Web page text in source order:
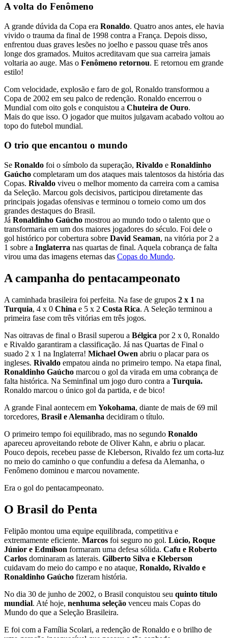
A volta do Fenômeno
A grande dúvida da Copa era Ronaldo. Quatro anos antes, ele havia
vivido o trauma da final de 1998 contra a França. Depois disso,
enfrentou duas graves lesões no joelho e passou quase três anos
longe dos gramados. Muitos acreditavam que sua carreira jamais
voltaria ao auge. Mas o Fenômeno retornou. E retornou em grande
estilo!
Com velocidade, explosão e faro de gol, Ronaldo transformou a
Copa de 2002 em seu palco de redenção. Ronaldo encerrou o
Mundial com oito gols e conquistou a Chuteira de Ouro.
Mais do que isso. O jogador que muitos julgavam acabado voltou ao
topo do futebol mundial.
O trio que encantou o mundo
Se Ronaldo foi o símbolo da superação, Rivaldo e Ronaldinho
Gaúcho completaram um dos ataques mais talentosos da história das
Copas. Rivaldo viveu o melhor momento da carreira com a camisa
da Seleção. Marcou gols decisivos, participou diretamente das
principais jogadas ofensivas e terminou o torneio como um dos
grandes destaques do Brasil.
Já Ronaldinho Gaúcho mostrou ao mundo todo o talento que o
transformaria em um dos maiores jogadores do século. Foi dele o
gol histórico por cobertura sobre David Seaman, na vitória por 2 a
1 sobre a Inglaterra nas quartas de final. Aquela cobrança de falta
virou uma das imagens eternas das Copas do Mundo.
A campanha do pentacampeonato
A caminhada brasileira foi perfeita. Na fase de grupos 2 x 1 na
Turquia, 4 x 0 China e 5 x 2 Costa Rica. A Seleção terminou a
primeira fase com três vitórias em três jogos.
Nas oitravas de final o Brasil superou a Bélgica por 2 x 0, Ronaldo
e Rivaldo garantiram a classificação. Já nas Quartas de Final o
suado 2 x 1 na Inglaterra! Michael Owen abriu o placar para os
ingleses. Rivaldo empatou ainda no primeiro tempo. Na etapa final,
Ronaldinho Gaúcho marcou o gol da virada em uma cobrança de
falta histórica. Na Seminfinal um jogo duro contra a Turquia.
Ronaldo marcou o único gol da partida, e de bico!
A grande Final aontecem em Yokohama, diante de mais de 69 mil
torcedores, Brasil e Alemanha decidiram o título.
O primeiro tempo foi equilibrado, mas no segundo Ronaldo
apareceu aproveitando rebote de Oliver Kahn, e abriu o placar.
Pouco depois, recebeu passe de Kleberson, Rivaldo fez um corta-luz
no meio do caminho o que confundiu a defesa da Alemanha, o
Fenômeno dominou e marcou novamente.
Era o gol do pentacampeonato.
O Brasil do Penta
Felipão montou uma equipe equilibrada, competitiva e
extremamente eficiente. Marcos foi seguro no gol. Lúcio, Roque
Júnior e Edmílson formaram uma defesa sólida. Cafu e Roberto
Carlos dominaram as laterais. Gilberto Silva e Kleberson
cuidavam do meio do campo e no ataque, Ronaldo, Rivaldo e
Ronaldinho Gaúcho fizeram história.
No dia 30 de junho de 2002, o Brasil conquistou seu quinto título
mundial. Até hoje, nenhuma seleção venceu mais Copas do
Mundo do que a Seleção Brasileira.
E foi com a Família Scolari, a redenção de Ronaldo e o brilho de